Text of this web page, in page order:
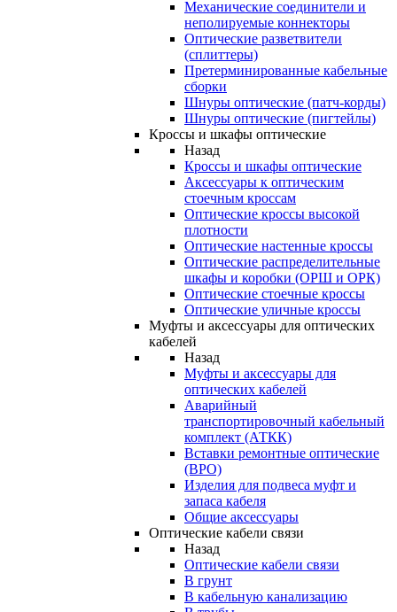
Механические соединители и
неполируемые коннекторы
Оптические разветвители
(сплиттеры)
Претерминированные кабельные
сборки
Шнуры оптические (патч-корды)
Шнуры оптические (пигтейлы)
Кроссы и шкафы оптические
Назад
Кроссы и шкафы оптические
Аксессуары к оптическим
стоечным кроссам
Оптические кроссы высокой
плотности
Оптические настенные кроссы
Оптические распределительные
шкафы и коробки (ОРШ и ОРК)
Оптические стоечные кроссы
Оптические уличные кроссы
Муфты и аксессуары для оптических
кабелей
Назад
Муфты и аксессуары для
оптических кабелей
Аварийный
транспортировочный кабельный
комплект (АТКК)
Вставки ремонтные оптические
(ВРО)
Изделия для подвеса муфт и
запаса кабеля
Общие аксессуары
Оптические кабели связи
Назад
Оптические кабели связи
В грунт
В кабельную канализацию